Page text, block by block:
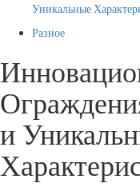
Уникальные
Разное
и